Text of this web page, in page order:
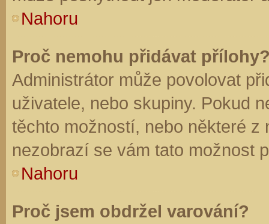
Nahoru
Proč nemohu přidávat
Administrátor může povolovat
uživatele, nebo skupiny. Pokud
těchto možností, nebo některé z
nezobrazí se vám tato možnost
Nahoru
Proč jsem obdržel varování?